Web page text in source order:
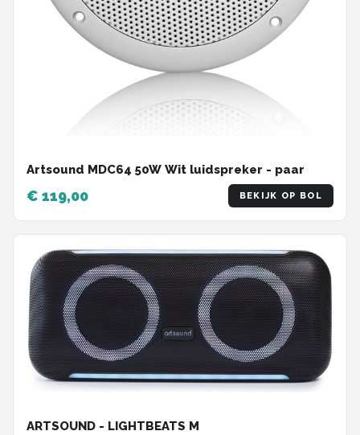
Artsound MDC64 50W Wit luidspreker - paar
€ 119,00 BEKIJK OP BOL
ARTSOUND - LIGHTBEATS M